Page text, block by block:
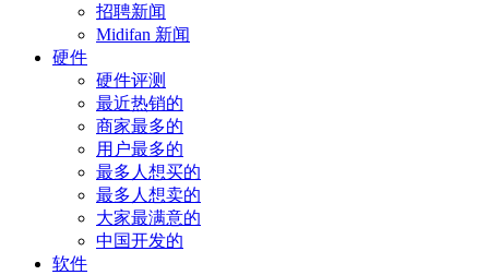
招聘新闻
Midifan 新闻
硬件
硬件评测
最近热销的
商家最多的
用户最多的
最多人想买的
最多人想卖的
大家最满意的
中国开发的
软件